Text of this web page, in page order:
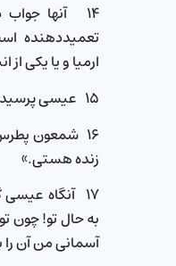
۱۴ آنها
تعمید‌دهنده
ارمیا و یا یكی از
۱۵ عیسی پرسید: «شما مرا كه می‌دانید؟»
۱۶ شمعون
زنده هستی.»
۱۷ آنگاه
به حال تو! چون
آسمانی من آن